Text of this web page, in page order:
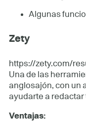
Algunas
Zety
https://zety.com/
Una de las
anglosajón, con un
ayudarte a redactar
Ventajas: